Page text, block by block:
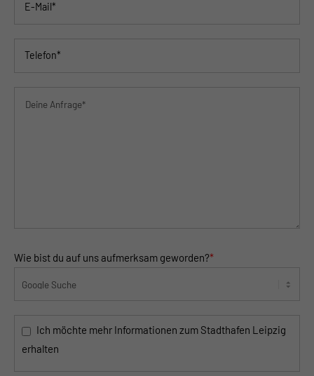
E-Mail*
Telefon*
Wie bist du auf uns aufmerksam geworden?*
Ich möchte mehr Informationen zum Stadthafen Leipzig
erhalten